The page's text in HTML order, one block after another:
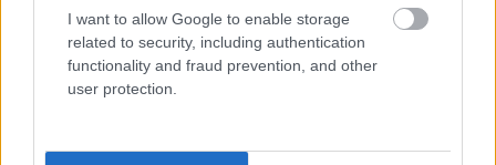
I want to allow Google to enable storage
related to security, including authentication
functionality and fraud prevention, and other
user protection.
Persze, ez is valami, nem kell folyton
elégedetlennek lenni, gondolhatja most az
olvasó, aki, ha egyben kecskeméti adózó is,